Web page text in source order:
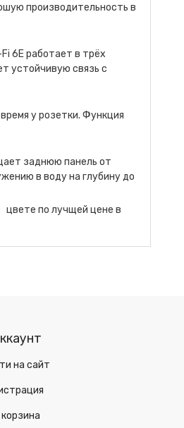
производительность в
6E работает в трёх
устойчивую связь с
у розетки. Функция
заднюю панель от
в воду на глубину до
цвете по лучщей цене в
на сайт